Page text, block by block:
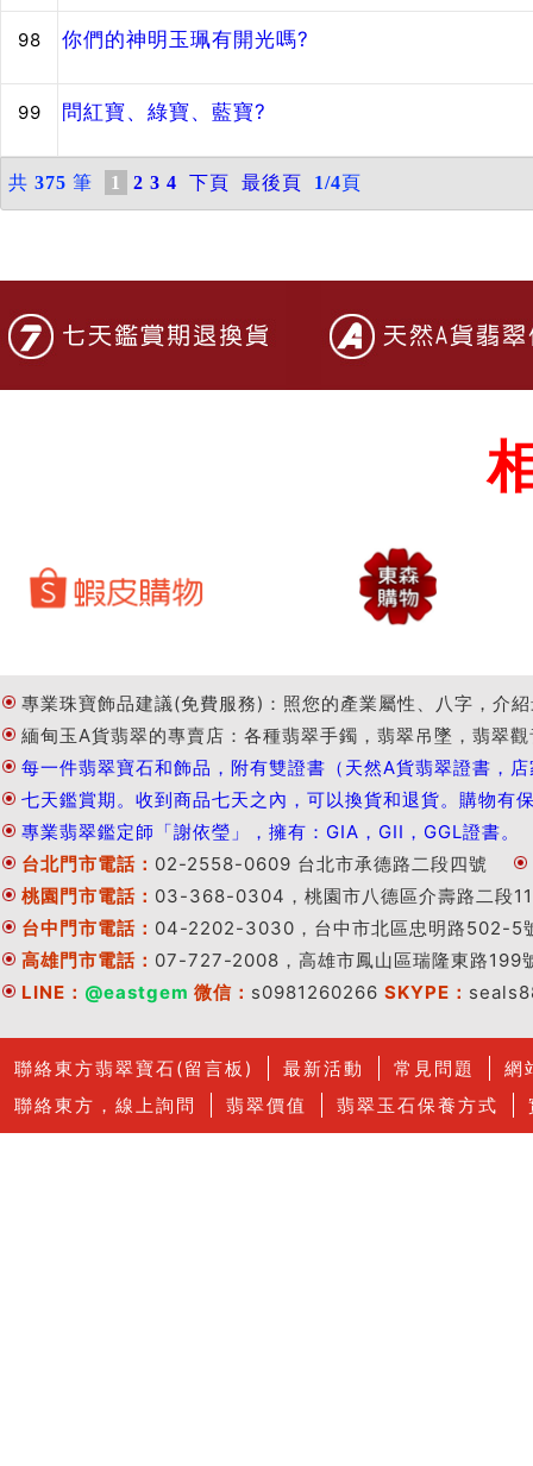
98 你們的神明玉珮有開光嗎?
99 問紅寶、綠寶、藍寶?
共 375 筆 1 2 3 4 下頁 最後頁 1/4頁
專業珠寶飾品建議(免費服務)：照您的產業屬性、八字，介
緬甸玉A貨翡翠的專賣店：各種翡翠手鐲，翡翠吊墜，翡翠
每一件翡翠寶石和飾品，附有雙證書（天然A貨翡翠證書
七天鑑賞期。收到商品七天之內，可以換貨和退貨。購物有
專業翡翠鑑定師「謝依瑩」，擁有：GIA，GII，GGL證書。
台北門市電話： 02-2558-0609 台北市承德路二段四號
桃園門市電話： 03-368-0304，桃園市八德區介壽路二段
台中門市電話： 04-2202-3030，台中市北區忠明路502-5
高雄門市電話： 07-727-2008，高雄市鳳山區瑞隆東路199
LINE： @eastgem 微信： s0981260266 SKYPE：
聯絡東方翡翠寶石(留言板) 最新活動 常見問題
網
聯絡東方，線上詢問
翡翠價值 翡翠玉石保養方式